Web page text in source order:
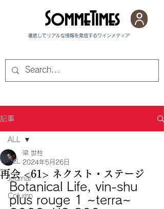
徹底してリアルな情報を発信する​ワインメディア
SommeTimes
記事
ALL
Journal
Column
ALL
再会 <61> ネクスト・ステージ
梁 世柱
2024年5月26日
Botanical Life, vin-shu
plus rouge 1 ~terra~